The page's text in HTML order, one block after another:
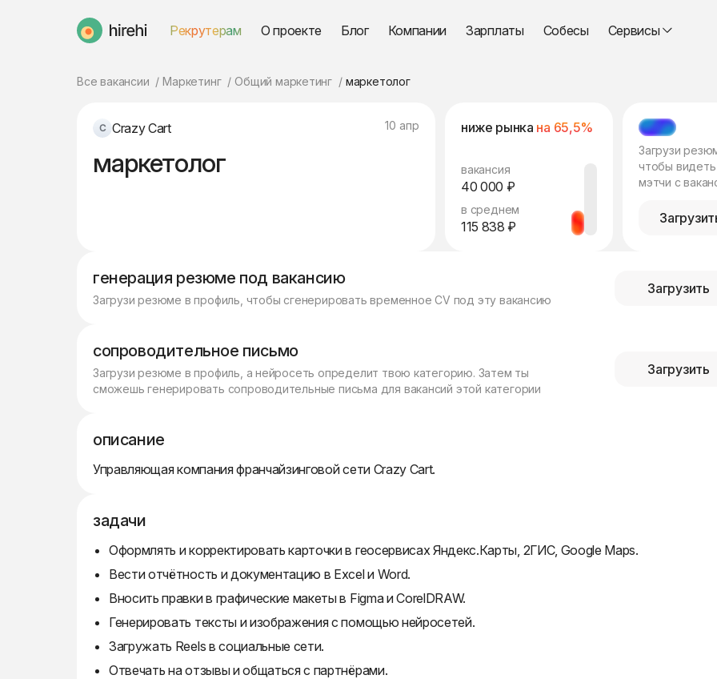
HireHi Рекрутерам О проекте Блог Компании Зарплаты Собесы Сервисы
Все вакансии Маркетинг Общий маркетинг маркетолог
Crazy Cart 10 апр
маркетолог
ниже рынка на 65,5%
вакансия
40 000 ₽
в среднем
115 838 ₽
МЭТЧ
Загрузи
чтобы видеть
мэтчи с
генерация резюме под вакансию
Загрузи резюме в профиль, чтобы сгенерировать временное CV под эту вакансию
Загрузить
сопроводительное письмо
Загрузи резюме в профиль, а нейросеть определит твою категорию. Затем ты
сможешь генерировать сопроводительные письма для вакансий этой категории
Загрузить
описание
Управляющая компания франчайзинговой сети Crazy Cart.
задачи
Оформлять и корректировать карточки в геосервисах Яндекс.Карты, 2ГИС, Google Maps.
Вести отчётность и документацию в Excel и Word.
Вносить правки в графические макеты в Figma и CorelDRAW.
Генерировать тексты и изображения с помощью нейросетей.
Загружать Reels в социальные сети.
Отвечать на отзывы и общаться с партнёрами.